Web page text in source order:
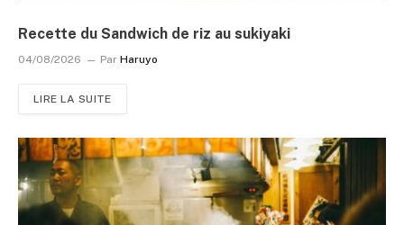
Recette du Sandwich de riz au sukiyaki
04/08/2026 Par Haruyo
LIRE LA SUITE